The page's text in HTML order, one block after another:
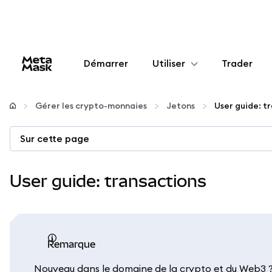
Démarrer Utiliser
Configurer
Gérer les crypto-monnaies
Trader
Gérer les crypto-monnaies Jetons User guide:
Sur cette page
User guide: transactions
remarque
Nouveau dans le domaine de la crypto et du Web3 ?